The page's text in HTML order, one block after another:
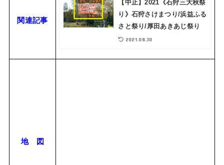
関連記事
【中止】2021《石狩三大秋祭
り》石狩さけまつり/浜益ふる
さと祭り/厚田あきあじ祭り
2021.08.30
地 図